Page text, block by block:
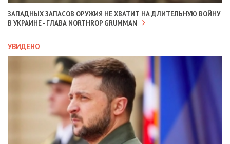
ЗАПАДНЫХ ЗАПАСОВ ОРУЖИЯ НЕ ХВАТИТ НА ДЛИТЕЛЬНУЮ ВОЙНУ
В УКРАИНЕ - ГЛАВА NORTHROP GRUMMAN
УВИДЕНО